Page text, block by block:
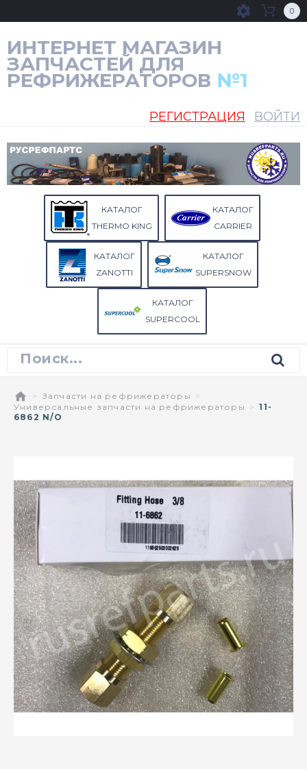
ИНТЕРНЕТ МАГАЗИН
ЗАПЧАСТЕЙ ДЛЯ
РЕФРИЖЕРАТОРОВ №1
0
РЕГИСТРАЦИЯ ВОЙТИ
КАТАЛОГ
THERMO KING
КАТАЛОГ
CARRIER
КАТАЛОГ
ZANOTTI
КАТАЛОГ
SUPERSNOW
КАТАЛОГ
SUPERCOOL
Запчасти на рефрижераторы
Универсальные запчасти на рефрижераторы
11-
6862 N/O